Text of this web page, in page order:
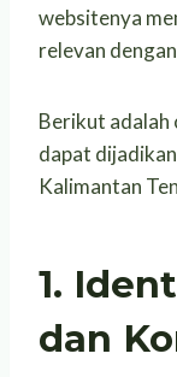
websitenya
relevan
Berikut adalah
dapat
Kalimantan
1.
dan